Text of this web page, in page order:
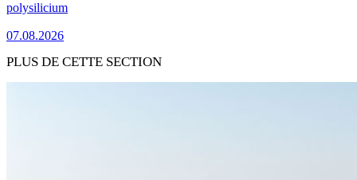
polysilicium
07.08.2026
PLUS DE CETTE SECTION